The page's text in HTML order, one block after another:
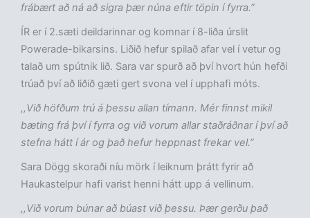
frábært að ná að sigra þær núna eftir töpin í fyrra.”
ÍR er í 2.sæti deildarinnar og komnar í 8-liða úrslit
Powerade-bikarsins. Liðið hefur spilað afar vel í vetur og
talað um spútnik lið. Sara var spurð að því hvort hún hefði
trúað því að liðið gæti gert svona vel í upphafi móts.
,,Við höfðum trú á þessu allan tímann. Mér finnst mikil
bæting frá því í fyrra og við vorum allar staðráðnar í því að
stefna hátt í ár og það hefur heppnast frekar vel.”
Sara Dögg skoraði níu mörk í leiknum þrátt fyrir að
Haukastelpur hafi varist henni hátt upp á vellinum.
,,Við vorum búnar að búast við þessu. Þær gerðu það